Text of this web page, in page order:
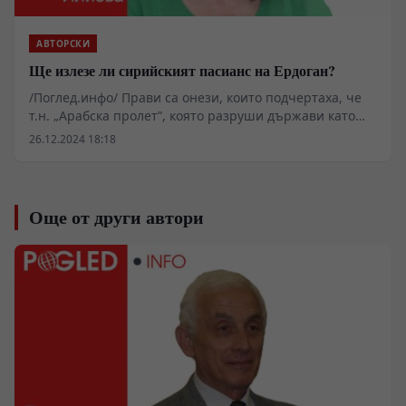
АВТОРСКИ
Ще излезе ли сирийският пасианс на Ердоган?
/Поглед.инфо/ Прави са онези, които подчертаха, че
т.н. „Арабска пролет”, която разруши държави като
Ирак и Либия, сега довърши Сирия и на преден план
недалечно бъдеще. Всичко признаци са налице.
26.12.2024 18:18
Още от други автори